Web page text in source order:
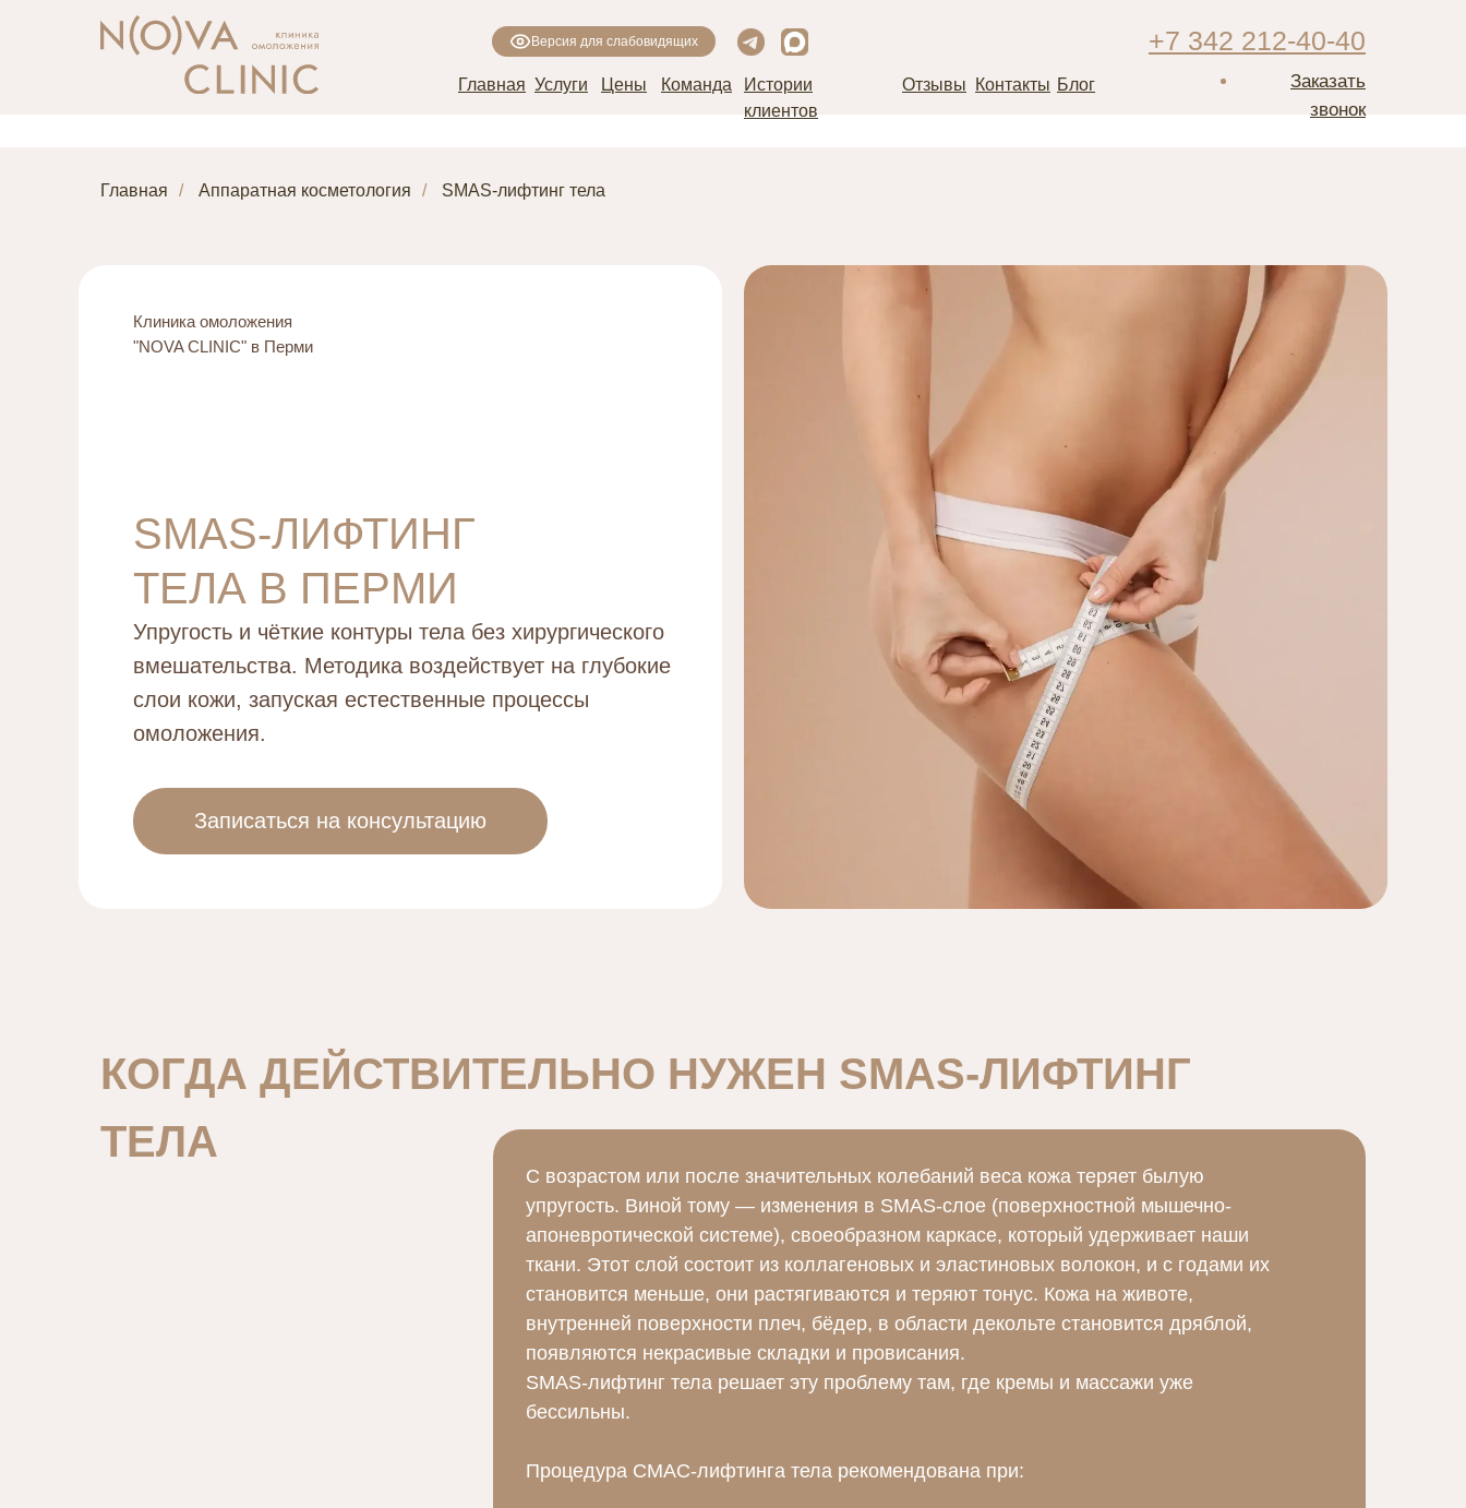
Главная Услуги Цены
Истории
клиентов
Контакты Блог
+7 342 212-40-40
Заказать
звонок
Отзывы
Команда
Версия для слабовидящих
Главная / Аппаратная косметология / SMAS-лифтинг тела
Записаться на консультацию
SMAS-ЛИФТИНГ
ТЕЛА В ПЕРМИ
Упругость и чёткие контуры тела без хирургического
вмешательства. Методика воздействует на глубокие
слои кожи, запуская естественные процессы
омоложения.
Клиника омоложения
"NOVA CLINIC" в Перми
С возрастом или после значительных колебаний веса кожа теряет былую
упругость. Виной тому — изменения в SMAS-слое (поверхностной мышечно-
апоневротической системе), своеобразном каркасе, который удерживает наши
ткани. Этот слой состоит из коллагеновых и эластиновых волокон, и с годами их
становится меньше, они растягиваются и теряют тонус. Кожа на животе,
внутренней поверхности плеч, бёдер, в области декольте становится дряблой,
появляются некрасивые складки и провисания.
SMAS-лифтинг тела решает эту проблему там, где кремы и массажи уже
бессильны.
Процедура СМАС-лифтинга тела рекомендована при:
КОГДА ДЕЙСТВИТЕЛЬНО НУЖЕН SMAS-ЛИФТИНГ
ТЕЛА